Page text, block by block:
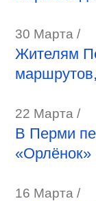
30 Марта /
Жителям
22 Марта /
В Перми
«Орлёнок»
16 Марта /